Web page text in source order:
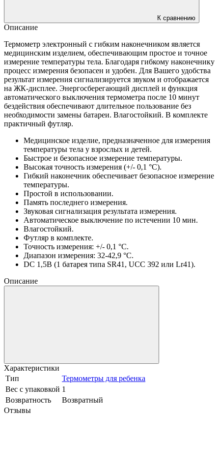
К сравнению
Описание
Термометр электронный с гибким наконечником является
медицинским изделием, обеспечивающим простое и точное
измерение температуры тела. Благодаря гибкому наконечнику
процесс измерения безопасен и удобен. Для Вашего удобства
результат измерения сигнализируется звуком и отображается
на ЖК-дисплее. Энергосберегающий дисплей и функция
автоматического выключения термометра после 10 минут
бездействия обеспечивают длительное пользование без
необходимости замены батареи. Влагостойкий. В комплекте
практичный футляр.
Медицинское изделие, предназначенное для измерения
температуры тела у взрослых и детей.
Быстрое и безопасное измерение температуры.
Высокая точность измерения (+/- 0,1 °C).
Гибкий наконечник обеспечивает безопасное измерение
температуры.
Простой в использовании.
Память последнего измерения.
Звуковая сигнализация результата измерения.
Автоматическое выключение по истечении 10 мин.
Влагостойкий.
Футляр в комплекте.
Точность измерения: +/- 0,1 °C.
Диапазон измерения: 32-42,9 °C.
DC 1,5В (1 батарея типа SR41, UCC 392 или Lr41).
Описание
Характеристики
Тип
Термометры для ребенка
Вес с упаковкой 1
Возвратность
Возвратный
Отзывы